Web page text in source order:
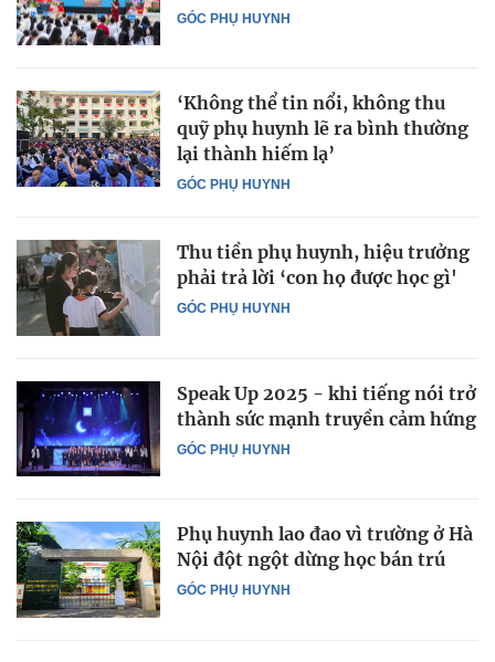
GÓC PHỤ HUYNH
GÓC PHỤ HUYNH
‘Không thể tin nổi, không thu
quỹ phụ huynh lẽ ra bình thường
lại thành hiếm lạ’
GÓC PHỤ HUYNH
Thu tiền phụ huynh, hiệu trưởng
phải trả lời ‘con họ được học gì'
GÓC PHỤ HUYNH
Speak Up 2025 - khi tiếng nói trở
thành sức mạnh truyền cảm hứng
GÓC PHỤ HUYNH
Phụ huynh lao đao vì trường ở Hà
Nội đột ngột dừng học bán trú